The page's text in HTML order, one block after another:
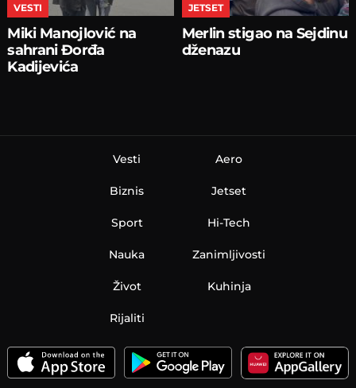
VESTI
Miki Manojlović na
sahrani Đorđa
Kadijevića
JETSET
Merlin stigao na Sejdinu
dženazu
Vesti
Biznis
Sport
Nauka
Aero
Jetset
Hi-Tech
Zanimljivosti
Život Kuhinja
Rijaliti